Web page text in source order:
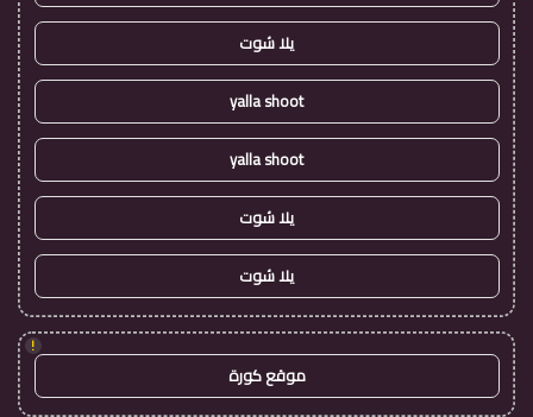
يلا شوت
yalla shoot
yalla shoot
يلا شوت
يلا شوت
!
موقع كورة